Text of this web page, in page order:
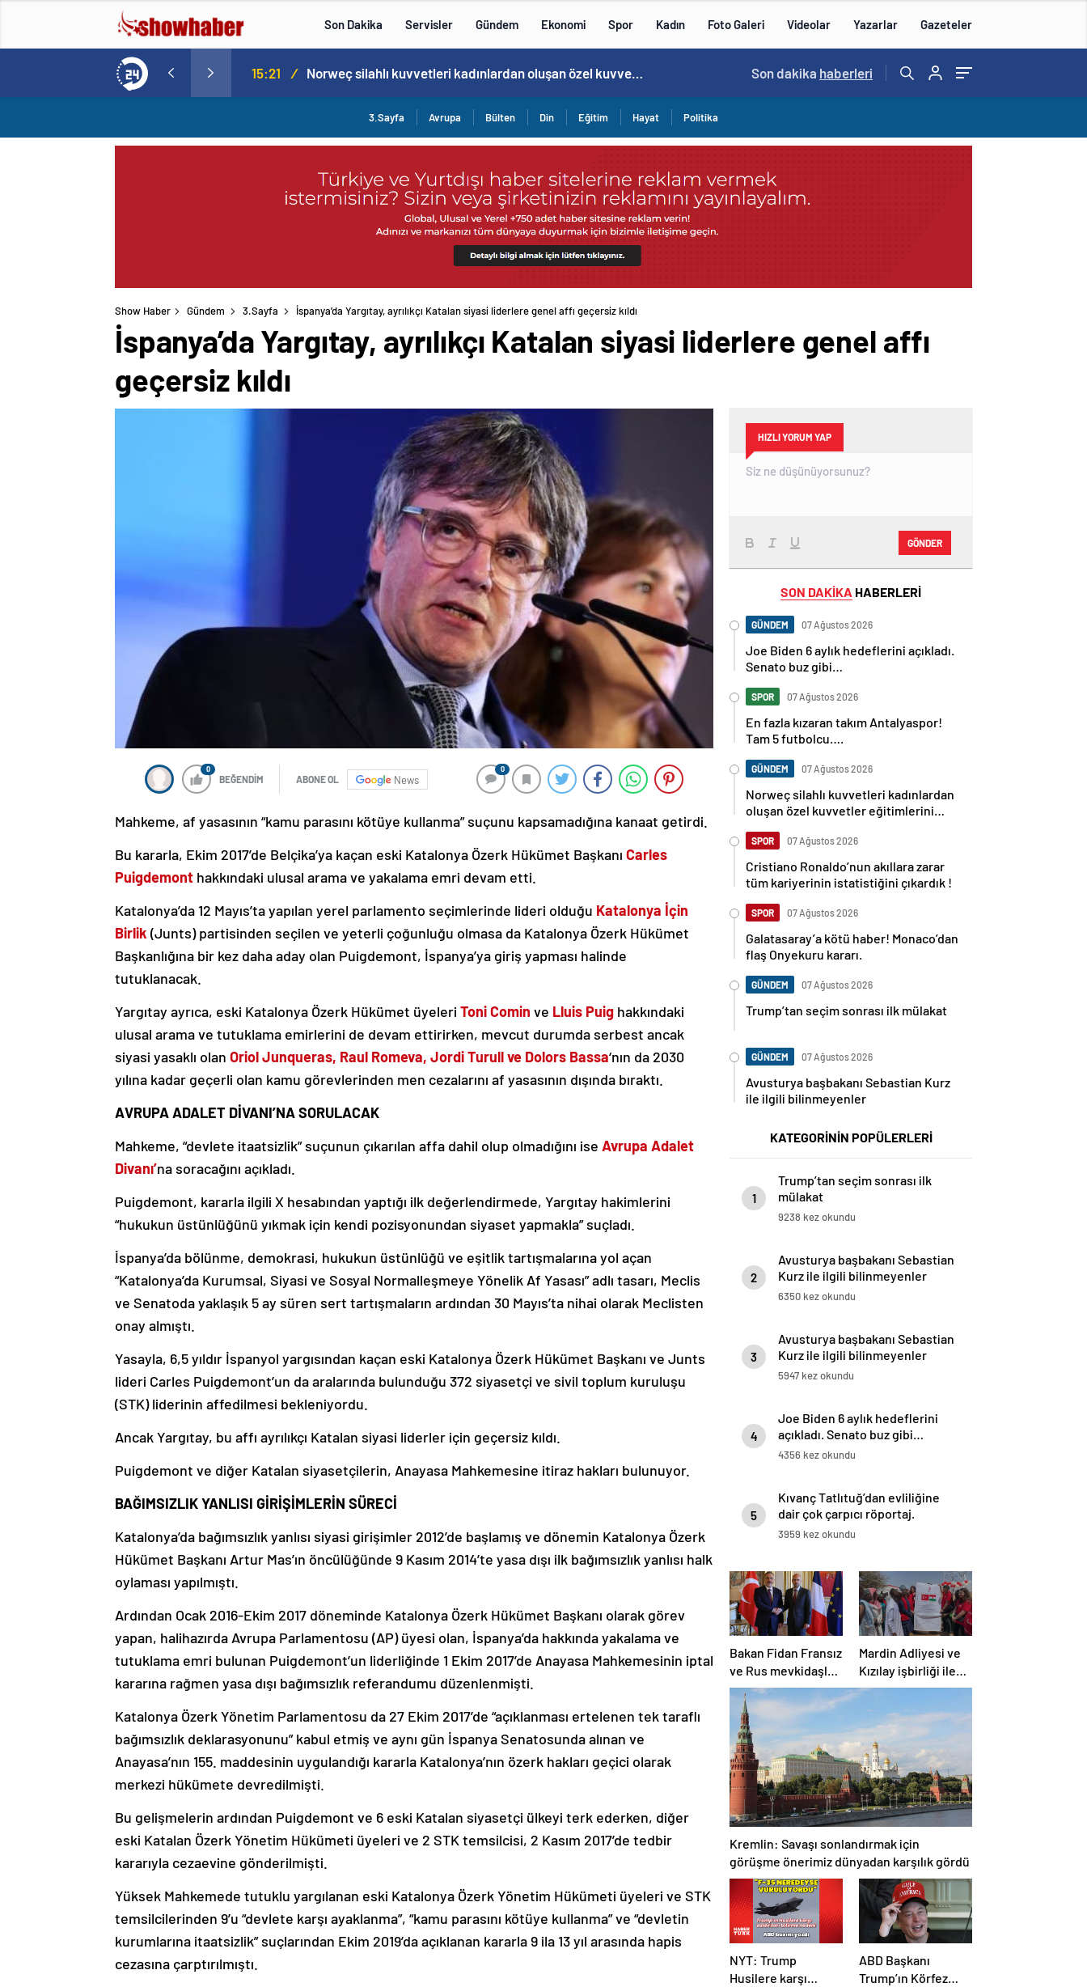
Son Dakika Servisler Gündem Ekonomi Spor Kadın Foto Galeri Videolar Yazarlar Gazeteler
Tam 5 futbolcu…. 15:21 / Norweç silahlı kuvvetleri kadınlardan oluşan özel kuvvetler eğitimlerini başlattı. 15:20 /
Son dakika haberleri
3.Sayfa Avrupa Bülten Din Eğitim Hayat Politika
Show Haber Gündem 3.Sayfa İspanya’da Yargıtay, ayrılıkçı Katalan siyasi liderlere genel affı geçersiz kıldı
İspanya’da Yargıtay, ayrılıkçı Katalan siyasi liderlere genel affı
geçersiz kıldı
0
BEĞENDİM ABONE OL News
0
Mahkeme, af yasasının “kamu parasını kötüye kullanma” suçunu kapsamadığına kanaat getirdi.
Bu kararla, Ekim 2017’de Belçika’ya kaçan eski Katalonya Özerk Hükümet Başkanı Carles
Puigdemont hakkındaki ulusal arama ve yakalama emri devam etti.
Katalonya’da 12 Mayıs’ta yapılan yerel parlamento seçimlerinde lideri olduğu Katalonya İçin
Birlik (Junts) partisinden seçilen ve yeterli çoğunluğu olmasa da Katalonya Özerk Hükümet
Başkanlığına bir kez daha aday olan Puigdemont, İspanya’ya giriş yapması halinde
tutuklanacak.
Yargıtay ayrıca, eski Katalonya Özerk Hükümet üyeleri Toni Comin ve Lluis Puig hakkındaki
ulusal arama ve tutuklama emirlerini de devam ettirirken, mevcut durumda serbest ancak
siyasi yasaklı olan Oriol Junqueras, Raul Romeva, Jordi Turull ve Dolors Bassa‘nın da 2030
yılına kadar geçerli olan kamu görevlerinden men cezalarını af yasasının dışında bıraktı.
AVRUPA ADALET DİVANI’NA SORULACAK
Mahkeme, “devlete itaatsizlik” suçunun çıkarılan affa dahil olup olmadığını ise Avrupa Adalet
Divanı’na soracağını açıkladı.
Puigdemont, kararla ilgili X hesabından yaptığı ilk değerlendirmede, Yargıtay hakimlerini
“hukukun üstünlüğünü yıkmak için kendi pozisyonundan siyaset yapmakla” suçladı.
İspanya’da bölünme, demokrasi, hukukun üstünlüğü ve eşitlik tartışmalarına yol açan
“Katalonya’da Kurumsal, Siyasi ve Sosyal Normalleşmeye Yönelik Af Yasası” adlı tasarı, Meclis
ve Senatoda yaklaşık 5 ay süren sert tartışmaların ardından 30 Mayıs’ta nihai olarak Meclisten
onay almıştı.
Yasayla, 6,5 yıldır İspanyol yargısından kaçan eski Katalonya Özerk Hükümet Başkanı ve Junts
lideri Carles Puigdemont’un da aralarında bulunduğu 372 siyasetçi ve sivil toplum kuruluşu
(STK) liderinin affedilmesi bekleniyordu.
Ancak Yargıtay, bu affı ayrılıkçı Katalan siyasi liderler için geçersiz kıldı.
Puigdemont ve diğer Katalan siyasetçilerin, Anayasa Mahkemesine itiraz hakları bulunuyor.
BAĞIMSIZLIK YANLISI GİRİŞİMLERİN SÜRECİ
Katalonya’da bağımsızlık yanlısı siyasi girişimler 2012’de başlamış ve dönemin Katalonya Özerk
Hükümet Başkanı Artur Mas’ın öncülüğünde 9 Kasım 2014’te yasa dışı ilk bağımsızlık yanlısı halk
oylaması yapılmıştı.
Ardından Ocak 2016-Ekim 2017 döneminde Katalonya Özerk Hükümet Başkanı olarak görev
yapan, halihazırda Avrupa Parlamentosu (AP) üyesi olan, İspanya’da hakkında yakalama ve
tutuklama emri bulunan Puigdemont’un liderliğinde 1 Ekim 2017’de Anayasa Mahkemesinin iptal
kararına rağmen yasa dışı bağımsızlık referandumu düzenlenmişti.
Katalonya Özerk Yönetim Parlamentosu da 27 Ekim 2017’de “açıklanması ertelenen tek taraflı
bağımsızlık deklarasyonunu” kabul etmiş ve aynı gün İspanya Senatosunda alınan ve
Anayasa’nın 155. maddesinin uygulandığı kararla Katalonya’nın özerk hakları geçici olarak
merkezi hükümete devredilmişti.
Bu gelişmelerin ardından Puigdemont ve 6 eski Katalan siyasetçi ülkeyi terk ederken, diğer
eski Katalan Özerk Yönetim Hükümeti üyeleri ve 2 STK temsilcisi, 2 Kasım 2017’de tedbir
kararıyla cezaevine gönderilmişti.
Yüksek Mahkemede tutuklu yargılanan eski Katalonya Özerk Yönetim Hükümeti üyeleri ve STK
temsilcilerinden 9’u “devlete karşı ayaklanma”, “kamu parasını kötüye kullanma” ve “devletin
kurumlarına itaatsizlik” suçlarından Ekim 2019’da açıklanan kararla 9 ila 13 yıl arasında hapis
cezasına çarptırılmıştı.
HIZLI YORUM YAP
GÖNDER
SON DAKİKA HABERLERİ
GÜNDEM 07 Ağustos 2026
Joe Biden 6 aylık hedeflerini açıkladı.
Senato buz gibi…
SPOR 07 Ağustos 2026
En fazla kızaran takım Antalyaspor!
Tam 5 futbolcu….
GÜNDEM 07 Ağustos 2026
Norweç silahlı kuvvetleri kadınlardan
oluşan özel kuvvetler eğitimlerini
SPOR 07 Ağustos 2026
Cristiano Ronaldo’nun akıllara zarar
tüm kariyerinin istatistiğini çıkardık !
SPOR 07 Ağustos 2026
Galatasaray’a kötü haber! Monaco’dan
flaş Onyekuru kararı.
GÜNDEM 07 Ağustos 2026
Trump’tan seçim sonrası ilk mülakat
GÜNDEM 07 Ağustos 2026
Avusturya başbakanı Sebastian Kurz
ile ilgili bilinmeyenler
KATEGORİNİN POPÜLERLERİ
1
Trump’tan seçim sonrası ilk
mülakat
9238 kez okundu
2
Avusturya başbakanı Sebastian
Kurz ile ilgili bilinmeyenler
6350 kez okundu
3
Avusturya başbakanı Sebastian
Kurz ile ilgili bilinmeyenler
5947 kez okundu
4
Joe Biden 6 aylık hedeflerini
açıkladı. Senato buz gibi…
4356 kez okundu
5
Kıvanç Tatlıtuğ’dan evliliğine
dair çok çarpıcı röportaj.
3959 kez okundu
Bakan Fidan Fransız
ve Rus mevkidaşları
ile görüştü
Mardin Adliyesi ve
Kızılay işbirliği ile
Nijer’de içme suyu
tesisi açıldı
Kremlin: Savaşı sonlandırmak için
görüşme önerimiz dünyadan karşılık gördü
NYT: Trump
Husilere karşı
ABD Başkanı
Trump’ın Körfez